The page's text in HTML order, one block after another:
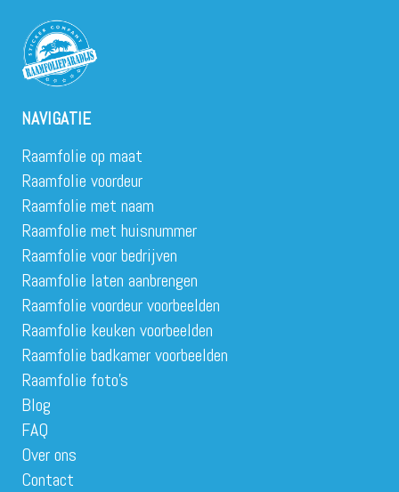
NAVIGATIE
Raamfolie op maat
Raamfolie voordeur
Raamfolie met naam
Raamfolie met huisnummer
Raamfolie voor bedrijven
Raamfolie laten aanbrengen
Raamfolie voordeur voorbeelden
Raamfolie keuken voorbeelden
Raamfolie badkamer voorbeelden
Raamfolie foto’s
Blog
FAQ
Over ons
Contact